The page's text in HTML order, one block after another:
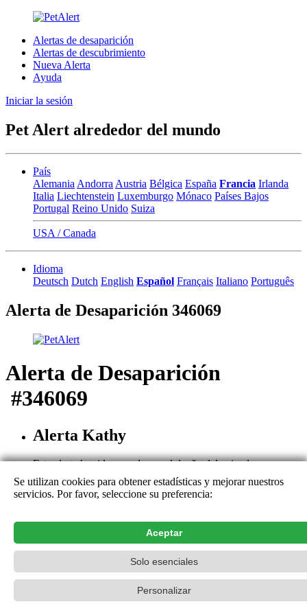
Alertas de desaparición
Alertas de descubrimiento
Nueva Alerta
Ayuda
Iniciar la sesión
Pet Alert alrededor del mundo
País
Alemania Andorra Austria Bélgica España Francia Irlanda
Italia Liechtenstein Luxemburgo Mónaco Países Bajos
Portugal Reino Unido Suiza
USA / Canada
Idioma
Deutsch Dutch English Español Français Italiano Português
Alerta de Desaparición 346069
Alerta de Desaparición
#346069
Alerta Kathy
Esta alerta ha sido cerrada por el dueño del animal
Razón : L'émetteur de cette Alerte ne s'est plus manifesté,
malgré nos relances.
consultados únicamente por el emisor de la alerta. Gracias por su
Contacto
PetAlert La red oficial,2015-2026
Se utilizan cookies para obtener estadísticas y mejorar nuestros
servicios. Por favor, seleccione su preferencia:
Aceptar
Solo esenciales
Personalizar